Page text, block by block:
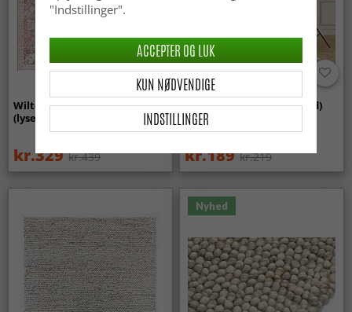
Wilton-tæppe - Gombalia
(lyserød)
kr.329 kr.439
Uldtæppe - Hamilton (hvid)
kr.189 kr.219
Nyhed
"Indstillinger".
INDSTILLINGER
KUN NØDVENDIGE
ACCEPTER OG LUK